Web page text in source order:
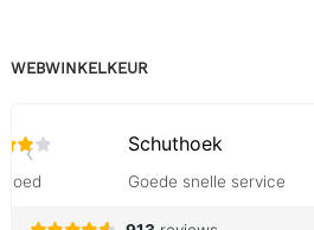
WEBWINKELKEUR